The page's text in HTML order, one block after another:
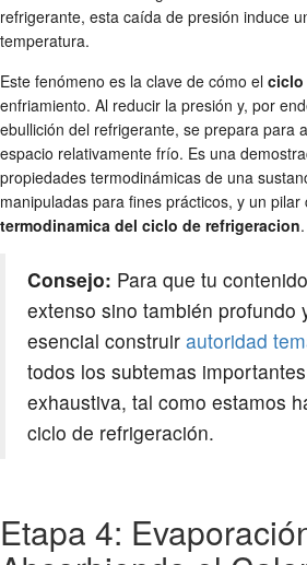
refrigerante, esta caída de presión induce
temperatura.
Este fenómeno es la clave de cómo el ciclo
enfriamiento. Al reducir la presión y, por
ebullición del refrigerante, se prepara para
espacio relativamente frío. Es una
propiedades termodinámicas de una
manipuladas para fines prácticos, y un pilar
termodinamica del ciclo de refrigeracion.
Consejo: Para que tu
extenso sino también profundo
esencial construir autoridad
todos los subtemas
exhaustiva, tal como estamos
ciclo de refrigeración.
Etapa 4: